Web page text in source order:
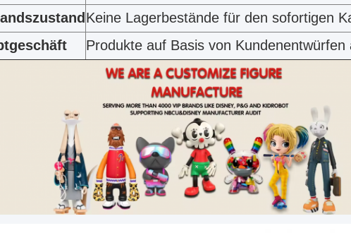
Keine Lagerbestände für den sofortigen
Produkte auf Basis von Kundenentwürfen